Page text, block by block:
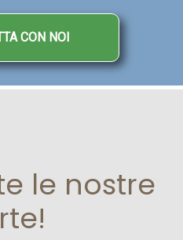
CON NOI
le nostre